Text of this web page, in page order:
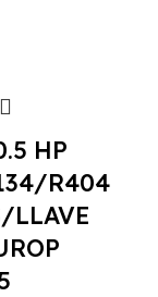
HP
R404
LLAVE